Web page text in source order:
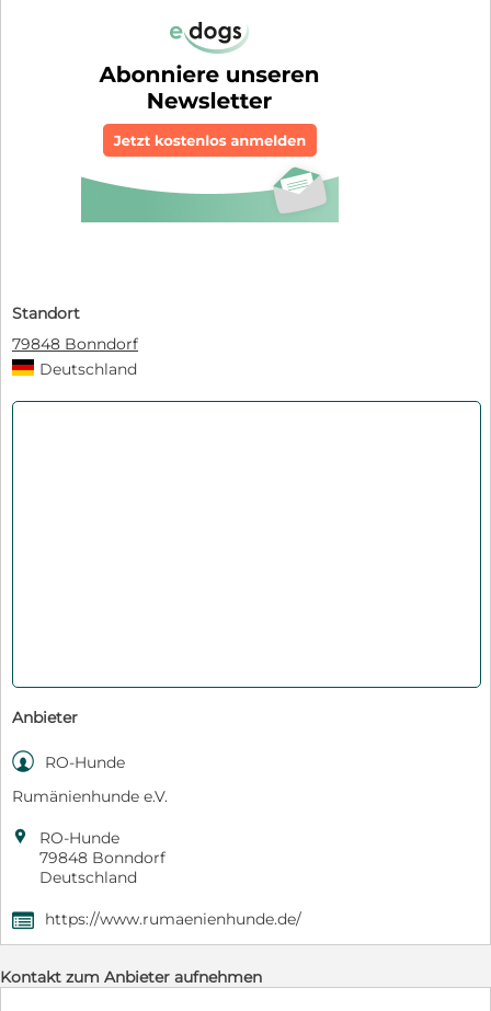
Standort
79848 Bonndorf
Deutschland
Anbieter

RO-Hunde
Rumänienhunde e.V.

RO-Hunde
79848 Bonndorf
Deutschland
, https://www.rumaenienhunde.de/
Kontakt zum Anbieter aufnehmen